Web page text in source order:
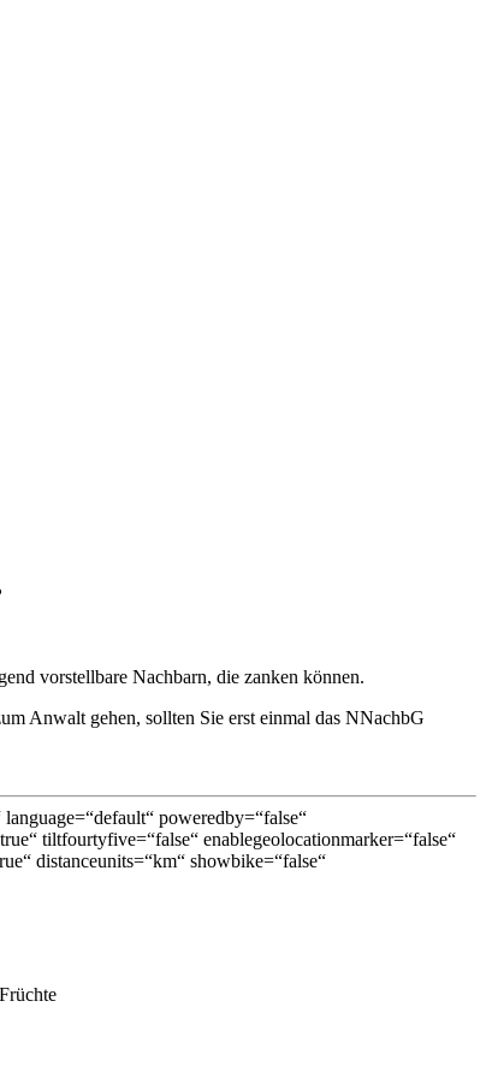
vorstellbare Nachbarn, die zanken können.
Anwalt gehen, sollten Sie erst einmal das NNachbG
poweredby=“false“
tiltfourtyfive=“false“ enablegeolocationmarker=“false“
distanceunits=“km“ showbike=“false“